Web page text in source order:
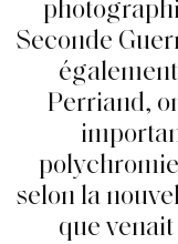
photographi
Seconde Guer
également
Perriand, o
importa
polychromie
selon lanouvel
quevenait